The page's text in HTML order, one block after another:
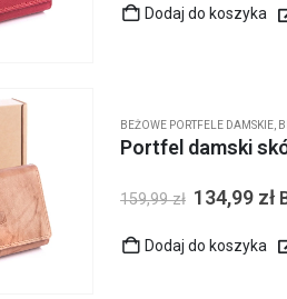
Dodaj do koszyka
BEŻOWE PORTFELE DAMSKIE,
Portfel damski
159,99zł 134,99 zł
Dodaj do koszyka